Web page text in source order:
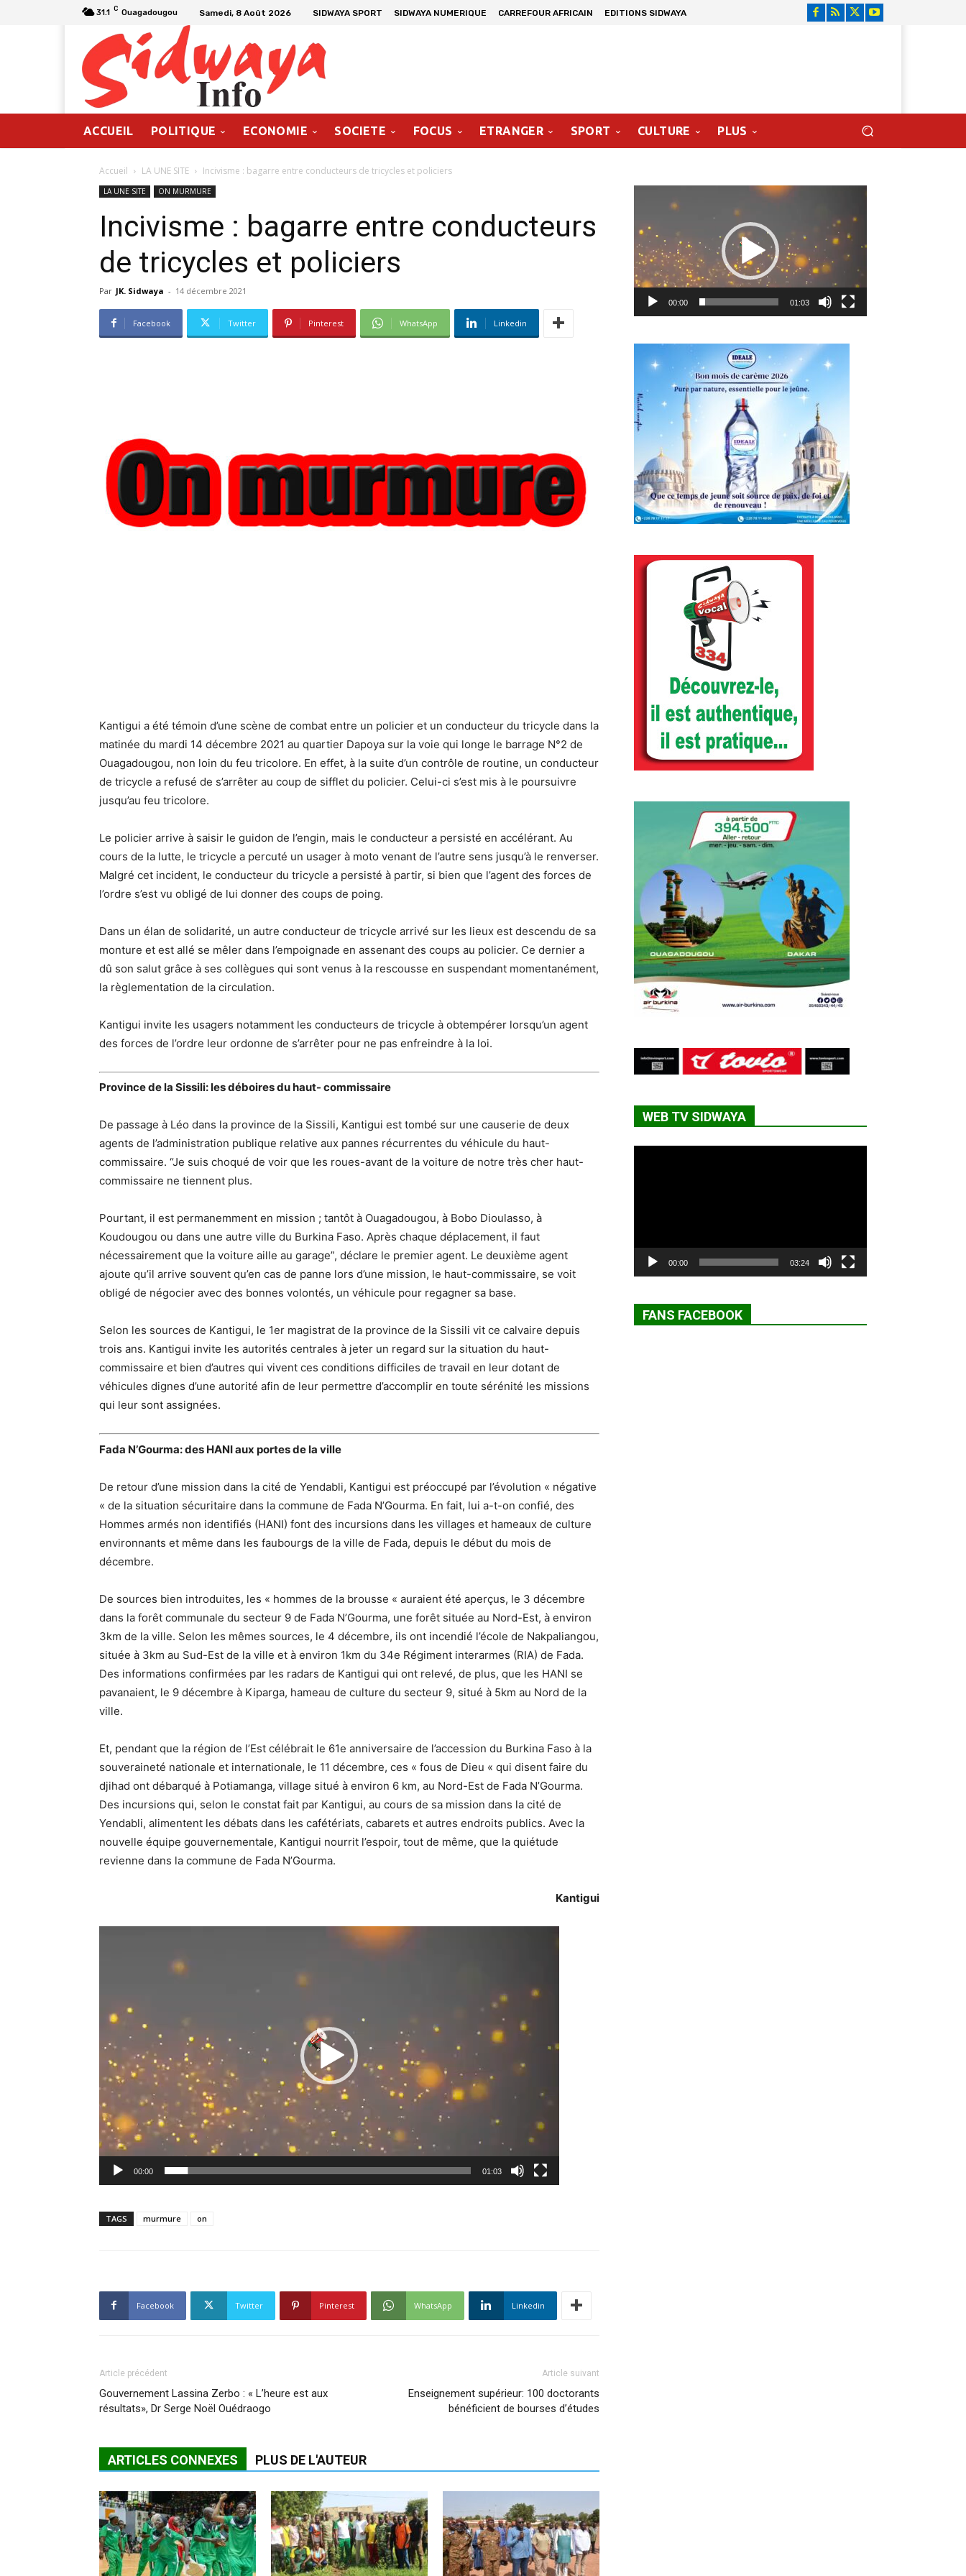
31.1 C Ouagadougou Samedi, 8 Août 2026 SIDWAYA SPORT SIDWAYA NUMERIQUE CARREFOUR AFRICAIN EDITIONS SIDWAYA
ACCUEIL POLITIQUE ECONOMIE SOCIETE FOCUS ETRANGER SPORT CULTURE PLUS
Accueil LA UNE SITE Incivisme : bagarre entre conducteurs de tricycles et policiers
LA UNE SITE ON MURMURE
Incivisme : bagarre entre conducteurs
de tricycles et policiers
Par JK. Sidwaya - 14 décembre 2021
Facebook Twitter Pinterest WhatsApp Linkedin
Kantigui a été témoin d’une scène de combat entre un policier et un conducteur du tricycle dans la
matinée du mardi 14 décembre 2021 au quartier Dapoya sur la voie qui longe le barrage N°2 de
Ouagadougou, non loin du feu tricolore. En effet, à la suite d’un contrôle de routine, un conducteur
de tricycle a refusé de s’arrêter au coup de sifflet du policier. Celui-ci s’est mis à le poursuivre
jusqu’au feu tricolore.
Le policier arrive à saisir le guidon de l’engin, mais le conducteur a persisté en accélérant. Au
cours de la lutte, le tricycle a percuté un usager à moto venant de l’autre sens jusqu’à le renverser.
Malgré cet incident, le conducteur du tricycle a persisté à partir, si bien que l’agent des forces de
l’ordre s’est vu obligé de lui donner des coups de poing.
Dans un élan de solidarité, un autre conducteur de tricycle arrivé sur les lieux est descendu de sa
monture et est allé se mêler dans l’empoignade en assenant des coups au policier. Ce dernier a
dû son salut grâce à ses collègues qui sont venus à la rescousse en suspendant momentanément,
la règlementation de la circulation.
Kantigui invite les usagers notamment les conducteurs de tricycle à obtempérer lorsqu’un agent
des forces de l’ordre leur ordonne de s’arrêter pour ne pas enfreindre à la loi.
Province de la Sissili: les déboires du haut- commissaire
De passage à Léo dans la province de la Sissili, Kantigui est tombé sur une causerie de deux
agents de l’administration publique relative aux pannes récurrentes du véhicule du haut-
commissaire. “Je suis choqué de voir que les roues-avant de la voiture de notre très cher haut-
commissaire ne tiennent plus.
Pourtant, il est permanemment en mission ; tantôt à Ouagadougou, à Bobo Dioulasso, à
Koudougou ou dans une autre ville du Burkina Faso. Après chaque déplacement, il faut
nécessairement que la voiture aille au garage”, déclare le premier agent. Le deuxième agent
ajoute qu’il arrive souvent qu’en cas de panne lors d’une mission, le haut-commissaire, se voit
obligé de négocier avec des bonnes volontés, un véhicule pour regagner sa base.
Selon les sources de Kantigui, le 1er magistrat de la province de la Sissili vit ce calvaire depuis
trois ans. Kantigui invite les autorités centrales à jeter un regard sur la situation du haut-
commissaire et bien d’autres qui vivent ces conditions difficiles de travail en leur dotant de
véhicules dignes d’une autorité afin de leur permettre d’accomplir en toute sérénité les missions
qui leur sont assignées.
Fada N’Gourma: des HANI aux portes de la ville
De retour d’une mission dans la cité de Yendabli, Kantigui est préoccupé par l’évolution « négative
« de la situation sécuritaire dans la commune de Fada N’Gourma. En fait, lui a-t-on confié, des
Hommes armés non identifiés (HANI) font des incursions dans les villages et hameaux de culture
environnants et même dans les faubourgs de la ville de Fada, depuis le début du mois de
décembre.
De sources bien introduites, les « hommes de la brousse « auraient été aperçus, le 3 décembre
dans la forêt communale du secteur 9 de Fada N’Gourma, une forêt située au Nord-Est, à environ
3km de la ville. Selon les mêmes sources, le 4 décembre, ils ont incendié l’école de Nakpaliangou,
située à 3km au Sud-Est de la ville et à environ 1km du 34e Régiment interarmes (RIA) de Fada.
Des informations confirmées par les radars de Kantigui qui ont relevé, de plus, que les HANI se
pavanaient, le 9 décembre à Kiparga, hameau de culture du secteur 9, situé à 5km au Nord de la
ville.
Et, pendant que la région de l’Est célébrait le 61e anniversaire de l’accession du Burkina Faso à la
souveraineté nationale et internationale, le 11 décembre, ces « fous de Dieu « qui disent faire du
djihad ont débarqué à Potiamanga, village situé à environ 6 km, au Nord-Est de Fada N’Gourma.
Des incursions qui, selon le constat fait par Kantigui, au cours de sa mission dans la cité de
Yendabli, alimentent les débats dans les cafétériats, cabarets et autres endroits publics. Avec la
nouvelle équipe gouvernementale, Kantigui nourrit l’espoir, tout de même, que la quiétude
revienne dans la commune de Fada N’Gourma.
Kantigui
Lecteur
00:00 01:03
TAGS murmure on
Facebook Twitter Pinterest WhatsApp Linkedin
Article précédent
Gouvernement Lassina Zerbo : « L’heure est aux
résultats», Dr Serge Noël Ouédraogo
Article suivant
Enseignement supérieur: 100 doctorants
bénéficient de bourses d’études
ARTICLES CONNEXES PLUS DE L'AUTEUR
00:00 01:03
WEB TV SIDWAYA
00:00 03:24
FANS FACEBOOK